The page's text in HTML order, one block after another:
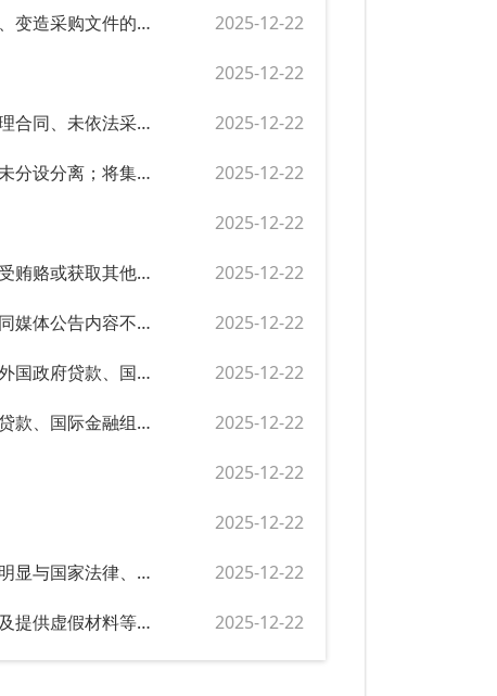
采购人、采购代理机构隐匿、销毁应当保存的采购文件或者伪造、变造采购文件的处罚 2025-12-22
2025-12-22
采购人未编制采购计划、规避招标、违规确定供应商、未依法管理合同、未依法采用非招标方式等行为的处罚 2025-12-22
集中采购机构内部制度不健全、依法应当分设分离的岗位和人员未分设分离；将集中采购项目委托其他采购代理机构采购；从事营利活动的处罚 2025-12-22
2025-12-22
评审专家未依法独立评审、泄露评审情况；应回避而未回避；收受贿赂或获取其他不正当利益、存在明显不合理或不正当倾向性等行为的处罚 2025-12-22
采购人、采购代理机构应公告而未公告、不在指定媒体公告、不同媒体公告内容不一致、未按规定期限公告、公告信息不真实、排斥潜在供应商等行为的处罚 2025-12-22
国家机关及其工作人员违反规定使用、骗取政府承贷或者担保的外国政府贷款、国际金融组织贷款的处罚 2025-12-22
违反规定使用、骗取财政资金以及政府承贷或者担保的外国政府贷款、国际金融组织贷款行为的处罚 2025-12-22
2025-12-22
2025-12-22
金融企业不按照规定建立内部财务管理制度；内部财务管理制度明显与国家法律、法规和统一的财务管理规章制度相抵触，且不按财政部门要求修改的；不按照规定提供财务信息的；拒绝、阻扰依法实施的财务监督的处罚 2025-12-22
金融企业在报送国有资本保值增值材料中存在故意漏报、瞒报以及提供虚假材料等情况的处罚 2025-12-22